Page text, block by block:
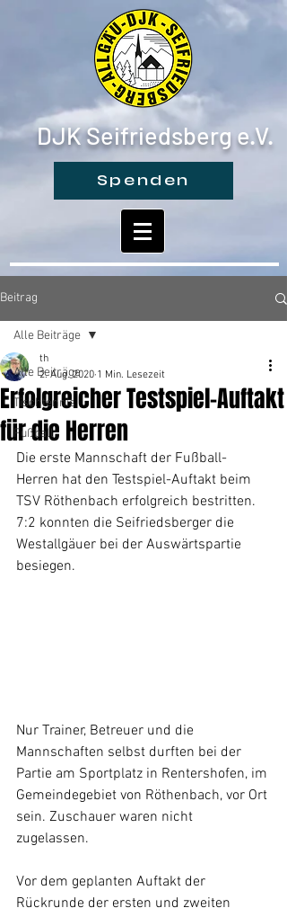
DJK Seifriedsberg e.V.
Spenden
Beitrag
Alle Beiträge
Tischtennis
Fußball
Alle Beiträge
Erfolgreicher Testspiel-Auftakt
für die Herren
th
2. Aug. 2020 1 Min. Lesezeit
Die erste Mannschaft der Fußball-
Herren hat den Testspiel-Auftakt beim
TSV Röthenbach erfolgreich bestritten.
7:2 konnten die Seifriedsberger die
Westallgäuer bei der Auswärtspartie
besiegen.
Nur Trainer, Betreuer und die
Mannschaften selbst durften bei der
Partie am Sportplatz in Rentershofen, im
Gemeindegebiet von Röthenbach, vor Ort
sein. Zuschauer waren nicht
zugelassen.
Vor dem geplanten Auftakt der
Rückrunde der ersten und zweiten